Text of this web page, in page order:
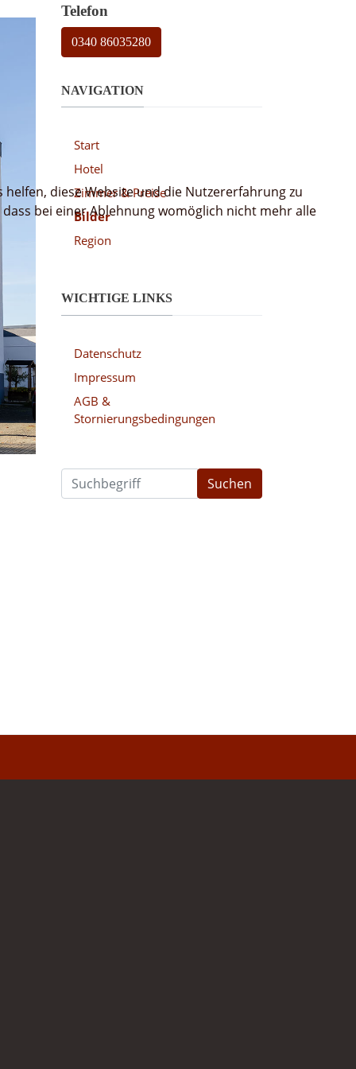
Telefon
0340 86035280
NAVIGATION
Start
Hotel
Zimmer & Preise
Bilder
Region
WICHTIGE LINKS
Datenschutz
Impressum
AGB &
Stornierungsbedingungen
Suchen
diese Website und die Nutzererfahrung zu
bei einer Ablehnung womöglich nicht mehr alle